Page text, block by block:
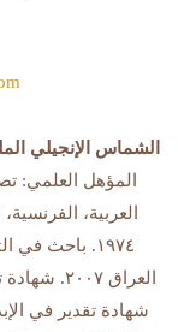
الشماس الإنجيلي
المؤهل العلمي:
العربية،
١٩٧٤. باحث